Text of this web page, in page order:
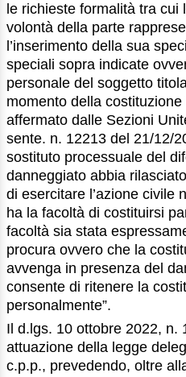
le richieste formalità tra cui
volontà della parte
l’inserimento della sua
speciali sopra indicate
personale del soggetto
momento della
affermato dalle Sezioni
sente. n. 12213 del 21/12/
sostituto processuale del
danneggiato abbia
di esercitare l’azione civile
ha la facoltà di costituirsi
facoltà sia stata
procura ovvero che la
avvenga in presenza del
consente di ritenere la
personalmente”.
Il d.lgs. 10 ottobre 2022, n.
attuazione della legge
c.p.p., prevedendo, oltre